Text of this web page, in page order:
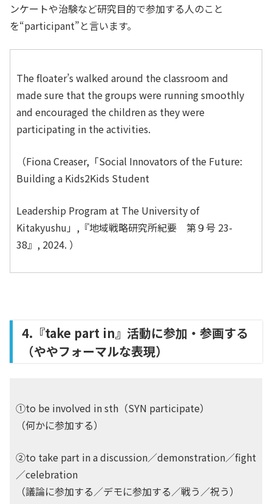
ンケートや治験など研究目的で参加する人のこと
を“participant”と言います。
The floater’s walked around the classroom and
made sure that the groups were running smoothly
and encouraged the children as they were
participating in the activities.
（Fiona Creaser,「Social Innovators of the Future:
Building a Kids2Kids Student
Leadership Program at The University of
Kitakyushu」,『地域戦略研究所紀要 第９号 23-
38』, 2024. ）
4.『take part in』活動に参加・参画する
（ややフォーマルな表現）
①to be involved in sth（SYN participate）
（何かに参加する）
②to take part in a discussion／demonstration／fight
／celebration
（議論に参加する／デモに参加する／戦う／祝う）